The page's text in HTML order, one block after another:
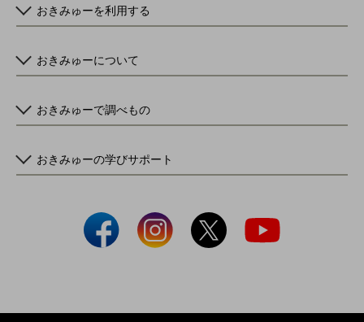
おきみゅーを利用する
おきみゅーについて
おきみゅーで調べもの
おきみゅーの学びサポート